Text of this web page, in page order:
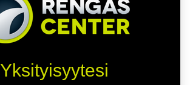
Yksityisyytesi